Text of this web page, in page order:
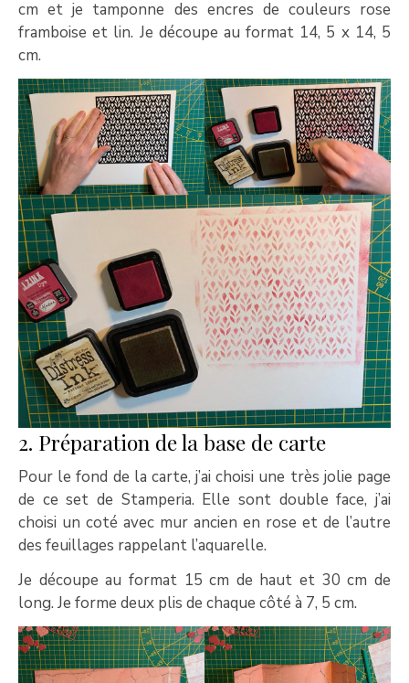
cm et je tamponne des encres de couleurs rose
framboise et lin. Je découpe au format 14, 5 x 14, 5
cm.
2. Préparation de la base de carte
Pour le fond de la carte, j’ai choisi une très jolie page
de ce set de Stamperia. Elle sont double face, j’ai
choisi un coté avec mur ancien en rose et de l’autre
des feuillages rappelant l’aquarelle.
Je découpe au format 15 cm de haut et 30 cm de
long. Je forme deux plis de chaque côté à 7, 5 cm.